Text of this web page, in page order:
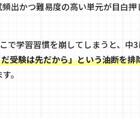
出かつ難易度の高い単元が目白押
で学習習慣を崩してしまうと、中
受験は先だから」という油断を排
。